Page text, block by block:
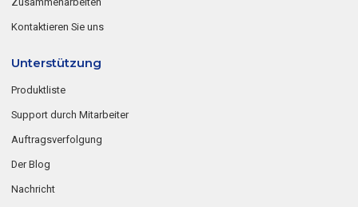
Kontaktieren Sie uns
Unterstützung
Produktliste
Support durch Mitarbeiter
Auftragsverfolgung
Der Blog
Nachricht